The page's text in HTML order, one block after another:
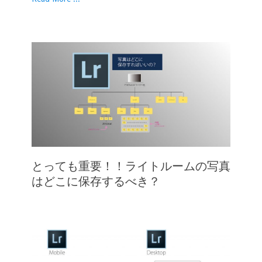
とっても重要！！ライトルームの写真
はどこに保存するべき？